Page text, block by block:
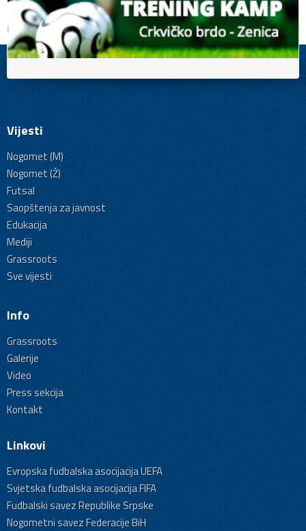
Vijesti
Nogomet (M)
Nogomet (Ž)
Futsal
Saopštenja za javnost
Edukacija
Mediji
Grassroots
Sve vijesti
Info
Grassroots
Galerije
Video
Press sekcija
Kontakt
Linkovi
Evropska fudbalska asocijacija UEFA
Svjetska fudbalska asocijacija FIFA
Fudbalski savez Republike Srpske
Nogometni savez Federacije BiH